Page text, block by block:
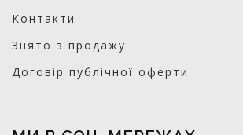
Контакти
Знято з продажу
Договір публічної оферти